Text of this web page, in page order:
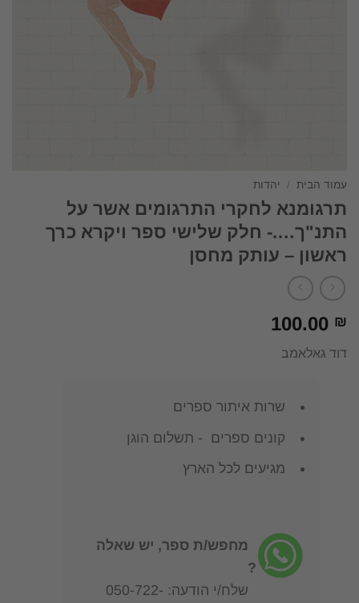
עמוד הבית / יהדות
תרגומנא לחקרי התרגומים אשר על
התנ"ך….- חלק שלישי ספר ויקרא כרך
ראשון – עותק מחסן
100.00 ₪
דוד גאלאמב
שרות איתור ספרים
קונים ספרים - תשלום הוגן
מגיעים לכל הארץ
מחפש/ת ספר, יש שאלה
?
שלח/י הודעה: 050-722-